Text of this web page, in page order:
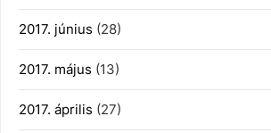
2017. június (28)
2017. május (13)
2017. április (27)